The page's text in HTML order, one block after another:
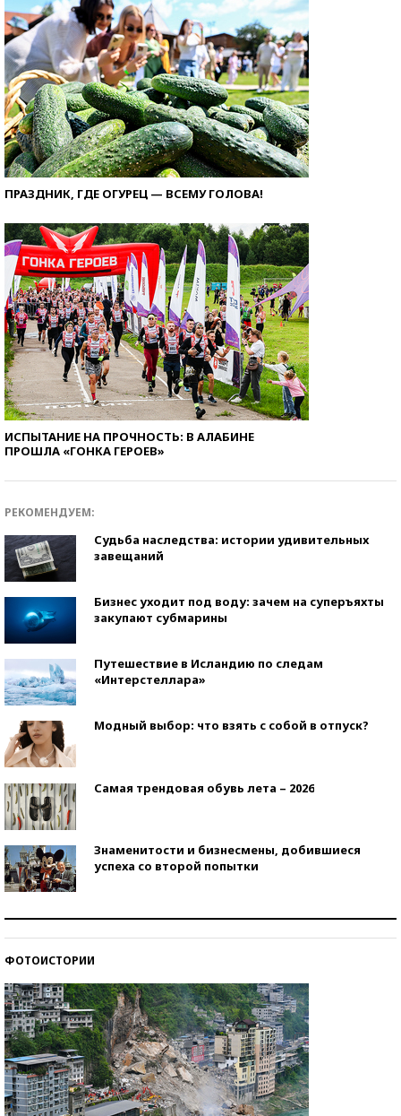
ПРАЗДНИК, ГДЕ ОГУРЕЦ — ВСЕМУ ГОЛОВА!
ИСПЫТАНИЕ НА ПРОЧНОСТЬ: В АЛАБИНЕ
ПРОШЛА «ГОНКА ГЕРОЕВ»
РЕКОМЕНДУЕМ:
Судьба наследства: истории удивительных
завещаний
Бизнес уходит под воду: зачем на суперъяхты
закупают субмарины
Путешествие в Исландию по следам
«Интерстеллара»
Модный выбор: что взять с собой в отпуск?
Самая трендовая обувь лета – 2026
Знаменитости и бизнесмены, добившиеся
успеха со второй попытки
ФОТОИСТОРИИ